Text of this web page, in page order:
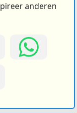
anderen